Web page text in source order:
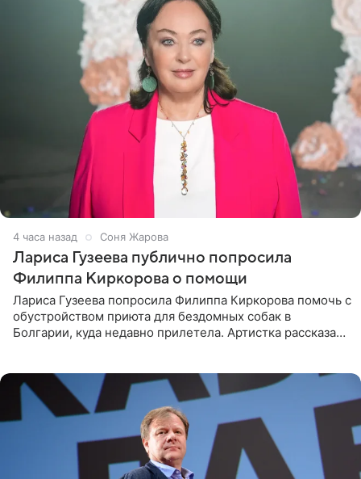
4 часа назад Соня Жарова
Лариса Гузеева публично попросила
Филиппа Киркорова о помощи
Лариса Гузеева попросила Филиппа Киркорова помочь с
обустройством приюта для бездомных собак в
Болгарии, куда недавно прилетела. Артистка рассказала